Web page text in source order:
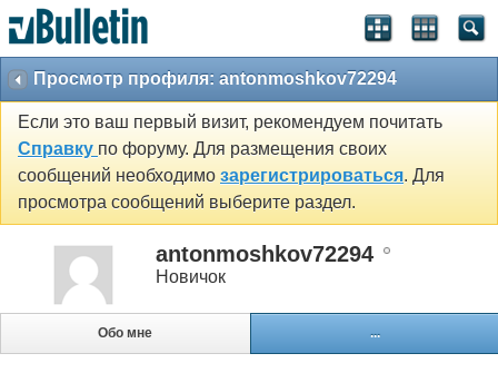
Просмотр профиля: antonmoshkov72294
Если это ваш первый визит, рекомендуем почитать
Справку по форуму. Для размещения своих
сообщений необходимо зарегистрироваться. Для
просмотра сообщений выберите раздел.
antonmoshkov72294
Новичок
Обо мне ...